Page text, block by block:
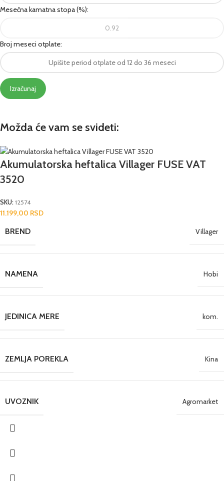
Mesečna kamatna stopa (%):
Broj meseci otplate:
Izračunaj
Možda će vam se svideti:
Akumulatorska heftalica Villager FUSE VAT
3520
SKU: 12574
11.199,00 RSD
BREND Villager
NAMENA Hobi
JEDINICA MERE kom.
ZEMLJA POREKLA Kina
UVOZNIK Agromarket